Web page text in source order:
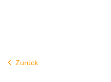
Zurück